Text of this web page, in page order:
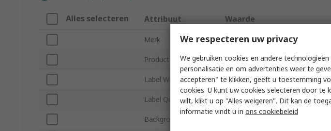
Alles selecteren Attribuut Waarde
Merk Brady
Product Type Label Roll
Label Width 101.6mm
Label Quantity 1Roll
Background Colour
We respecteren uw privacy
We gebruiken cookies en andere
personalisatie en om advertenties weer te
accepteren" te klikken, geeft u toestemming
cookies. U kunt uw cookies selecteren door te
wilt, klikt u op "Alles weigeren". Dit kan de
informatie vindt u in ons cookiebeleid